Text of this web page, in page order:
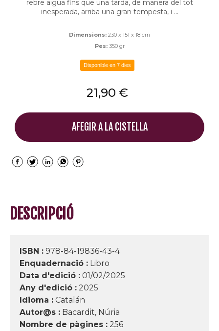
rebre aigua fins que una tarda, de manera del tot
inesperada, arriba una gran tempesta, i ...
Dimensions: 230 x 151 x 18 cm
Pes: 350 gr
Disponible en 7 dies
21,90 €
AFEGIR A LA CISTELLA
DESCRIPCIÓ
ISBN : 978-84-19836-43-4
Enquadernació : Libro
Data d'edició : 01/02/2025
Any d'edició : 2025
Idioma : Catalán
Autor@s : Bacardit, Núria
Nombre de pàgines : 256